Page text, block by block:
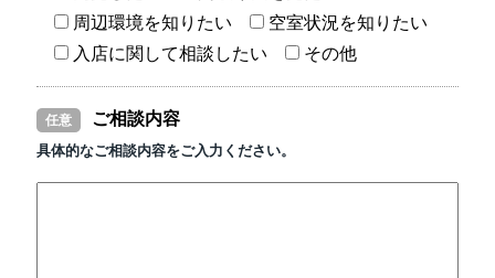
周辺環境を知りたい
空室状況を知りたい
入店に関して相談したい
その他
任意 ご相談内容
具体的なご相談内容をご入力ください。